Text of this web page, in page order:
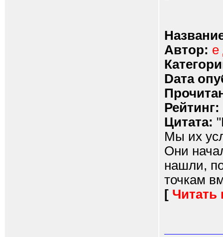
Автор: е
Dата
Рейтинг:
Цитата:
Мы их
Они
нашли,
точкам
[ Читать